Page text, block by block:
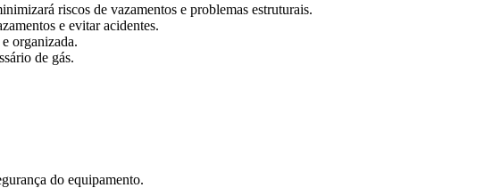
riscos de vazamentos e problemas estruturais.
e evitar acidentes.
organizada.
de gás.
do equipamento.